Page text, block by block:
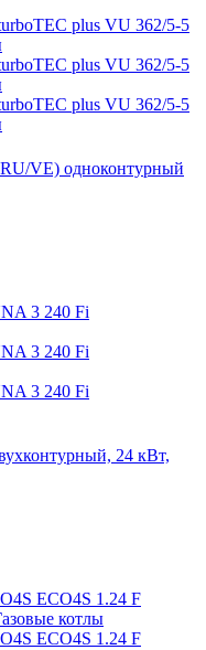
VE) одноконтурный
24 кВт,